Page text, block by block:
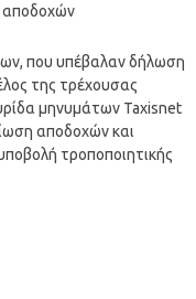
αποδοχών
που υπέβαλαν δήλωση
της τρέχουσας
μηνυμάτων Taxisnet
αποδοχών και
τροποποιητικής